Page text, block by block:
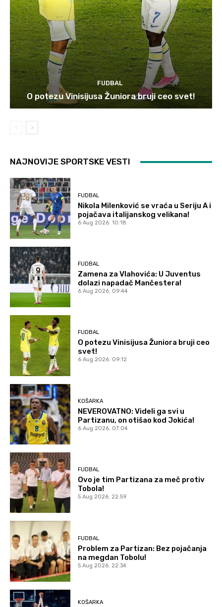
FUDBAL
O potezu Vinisijusa Žuniora bruji ceo svet!
NAJNOVIJE SPORTSKE VESTI
FUDBAL
Nikola Milenković se vraća u Seriju A i
pojačava italijanskog velikana!
6 Aug 2026. 10:18
FUDBAL
Zamena za Vlahovića: U Juventus
dolazi napadač Mančestera!
6 Aug 2026. 09:44
FUDBAL
O potezu Vinisijusa Žuniora bruji ceo
svet!
6 Aug 2026. 09:12
KOŠARKA
NEVEROVATNO: Videli ga svi u
Partizanu, on otišao kod Jokića!
6 Aug 2026. 07:04
FUDBAL
Ovo je tim Partizana za meč protiv
Tobola!
5 Aug 2026. 22:59
FUDBAL
Problem za Partizan: Bez pojačanja
na megdan Tobolu!
5 Aug 2026. 22:34
KOŠARKA